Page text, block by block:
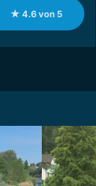
★ 4.6 von 5